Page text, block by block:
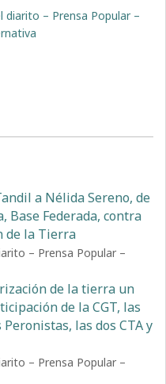
diarito – Prensa Popular –
a Nélida Sereno, de
Base Federada, contra
de la Tierra
– Prensa Popular –
de la tierra un
de la CGT, las
las dos CTA y
– Prensa Popular –